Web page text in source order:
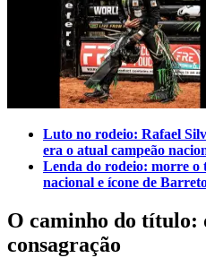
Luto no rodeio: Rafael
era o atual campeão
Lenda do rodeio: morre o
nacional e ícone de
O caminho do título:
consagração